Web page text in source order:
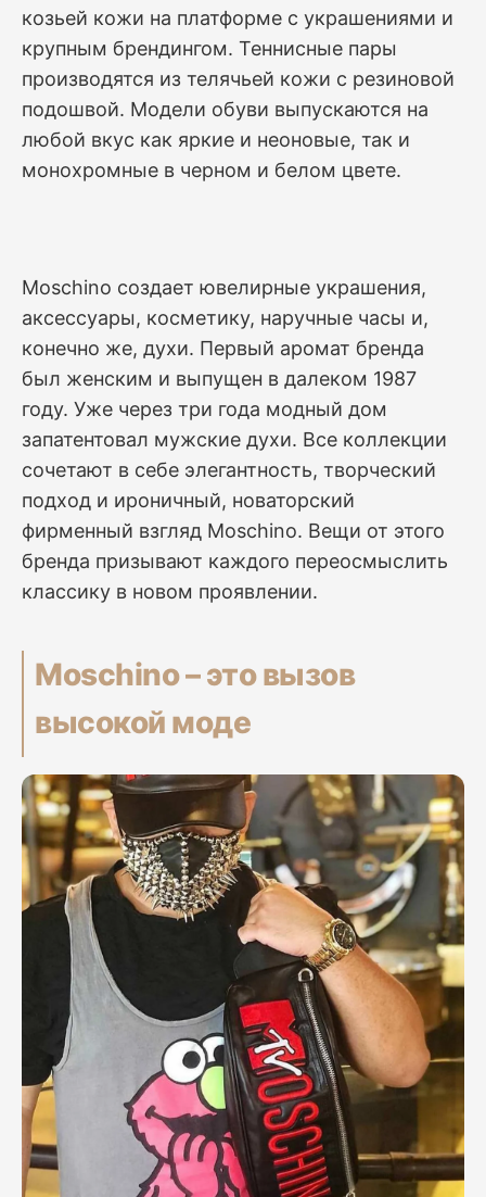
козьей кожи на платформе с украшениями и
крупным брендингом. Теннисные пары
производятся из телячьей кожи с резиновой
подошвой. Модели обуви выпускаются на
любой вкус как яркие и неоновые, так и
монохромные в черном и белом цвете.
Moschino создает ювелирные украшения,
аксессуары, косметику, наручные часы и,
конечно же, духи. Первый аромат бренда
был женским и выпущен в далеком 1987
году. Уже через три года модный дом
запатентовал мужские духи. Все коллекции
сочетают в себе элегантность, творческий
подход и ироничный, новаторский
фирменный взгляд Moschino. Вещи от этого
бренда призывают каждого переосмыслить
классику в новом проявлении.
Moschino – это вызов
высокой моде